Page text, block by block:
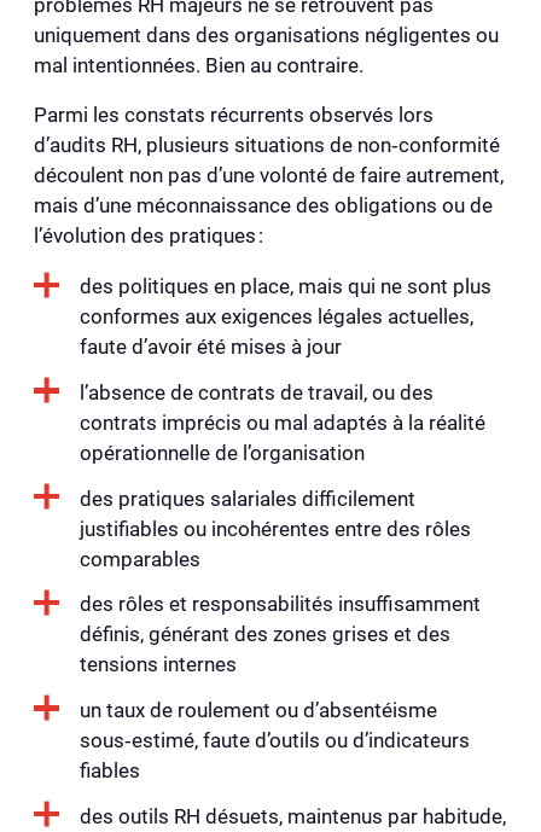
uniquement dans des organisations négligentes ou
mal intentionnées. Bien au contraire.
Parmi les constats récurrents observés lors
d’audits RH, plusieurs situations de non‑conformité
découlent non pas d’une volonté de faire autrement,
mais d’une méconnaissance des obligations ou de
l’évolution des pratiques :
des politiques en place, mais qui ne sont plus
conformes aux exigences légales actuelles,
faute d’avoir été mises à jour
l’absence de contrats de travail, ou des
contrats imprécis ou mal adaptés à la réalité
opérationnelle de l’organisation
des pratiques salariales difficilement
justifiables ou incohérentes entre des rôles
comparables
des rôles et responsabilités insuffisamment
définis, générant des zones grises et des
tensions internes
un taux de roulement ou d’absentéisme
sous‑estimé, faute d’outils ou d’indicateurs
fiables
des outils RH désuets, maintenus par habitude,